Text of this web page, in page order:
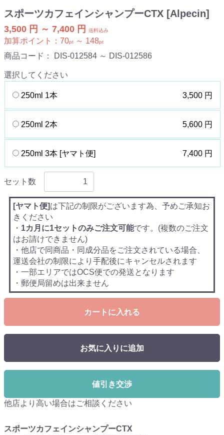
スポーツカフェインシャンプーCTX [Alpecin]
3,500 円 ～ 7,400 円 送料込み
加算ポイント： 70pt ～ 148pt
商品コード： DIS-012584 ～ DIS-012586
選択してください
250ml 1本 3,500 円
250ml 2本 5,600 円
250ml 3本 [ヤマト便] 7,400 円
セット数
[ヤマト便]は下記の制限がございます為、予めご承知お
きください
・ 1カ月に1セットのみご注文可能です。(複数のご注文
はお請けできません)
・他店で同商品・同成分品をご注文されている場合、
運送会社の制限により手配後にキャンセルされます
・一部エリアではOCS便での発送となります
・郵便局留めは出来ません
カートに入れる
お気に入りに追加
値引き交渉
他店より高い場合はご相談ください
スポーツカフェインシャンプーCTX